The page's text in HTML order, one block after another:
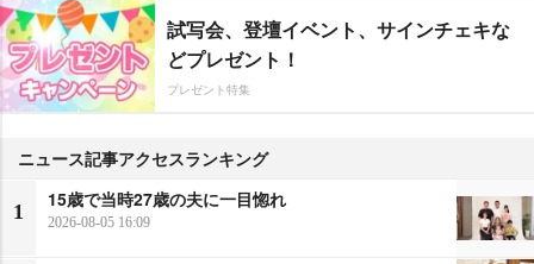
試写会、登壇イベント、サインチェキな
どプレゼント！
プレゼント特集
ニュース記事アクセスランキング
1
15歳で当時27歳の夫に一目惚れ
2026-08-05 16:09